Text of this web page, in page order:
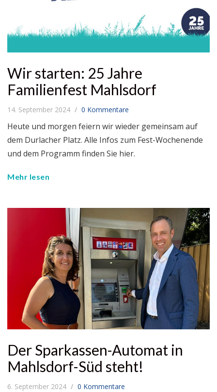
Wir starten: 25 Jahre
Familienfest Mahlsdorf
14. September 2024 0 Kommentare
Heute und morgen feiern wir wieder gemeinsam auf
dem Durlacher Platz. Alle Infos zum Fest-Wochenende
und dem Programm finden Sie hier.
Mehr lesen
Der Sparkassen-Automat in
Mahlsdorf-Süd steht!
6. September 2024 0 Kommentare